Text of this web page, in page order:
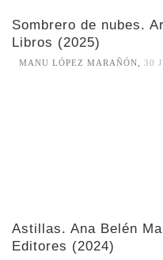
Sombrero de nubes.
Libros (2025)
MANU LÓPEZ MARAÑÓN, 30
Astillas. Ana Belén
Editores (2024)